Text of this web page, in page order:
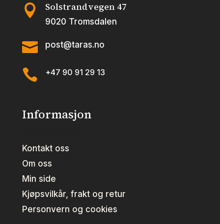
 Solstrandvegen 47
9020 Tromsdalen
 post@taras.no
 +47 90 91 29 13
Informasjon
Kontakt oss
Om oss
Min side
Kjøpsvilkår, frakt og retur
Personvern og cookies